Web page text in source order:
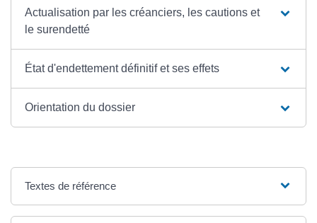
Actualisation par les créanciers, les cautions et
le surendetté
État d'endettement définitif et ses effets
Orientation du dossier
Textes de référence